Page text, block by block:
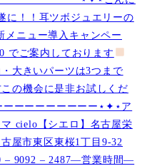
に！！耳ツボジュエリーの
メニュー導入キャンペー
でご案内しております
大きいパーツは3つまで
の機会に是非お試しくだ
ーーーーーーーー⋆✦⋆ア
cielo【シエロ】名古屋栄
屋市東区東桜1丁目9-32
– 9092 – 2487—営業時間—